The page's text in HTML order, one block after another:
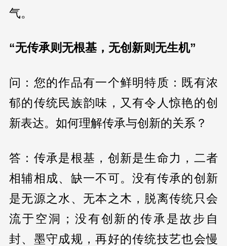
气。
“无传承则无根基，无创新则无生机”
问：您的作品有一个鲜明特质：既有浓
郁的传统民族韵味，又有令人惊艳的创
新表达。如何理解传承与创新的关系？
答：传承是根基，创新是生命力，二者
相辅相成、缺一不可。没有传承的创新
是无源之水、无本之木，脱离传统只会
流于空洞；没有创新的传承是故步自
封、墨守成规，再好的传统技艺也会慢